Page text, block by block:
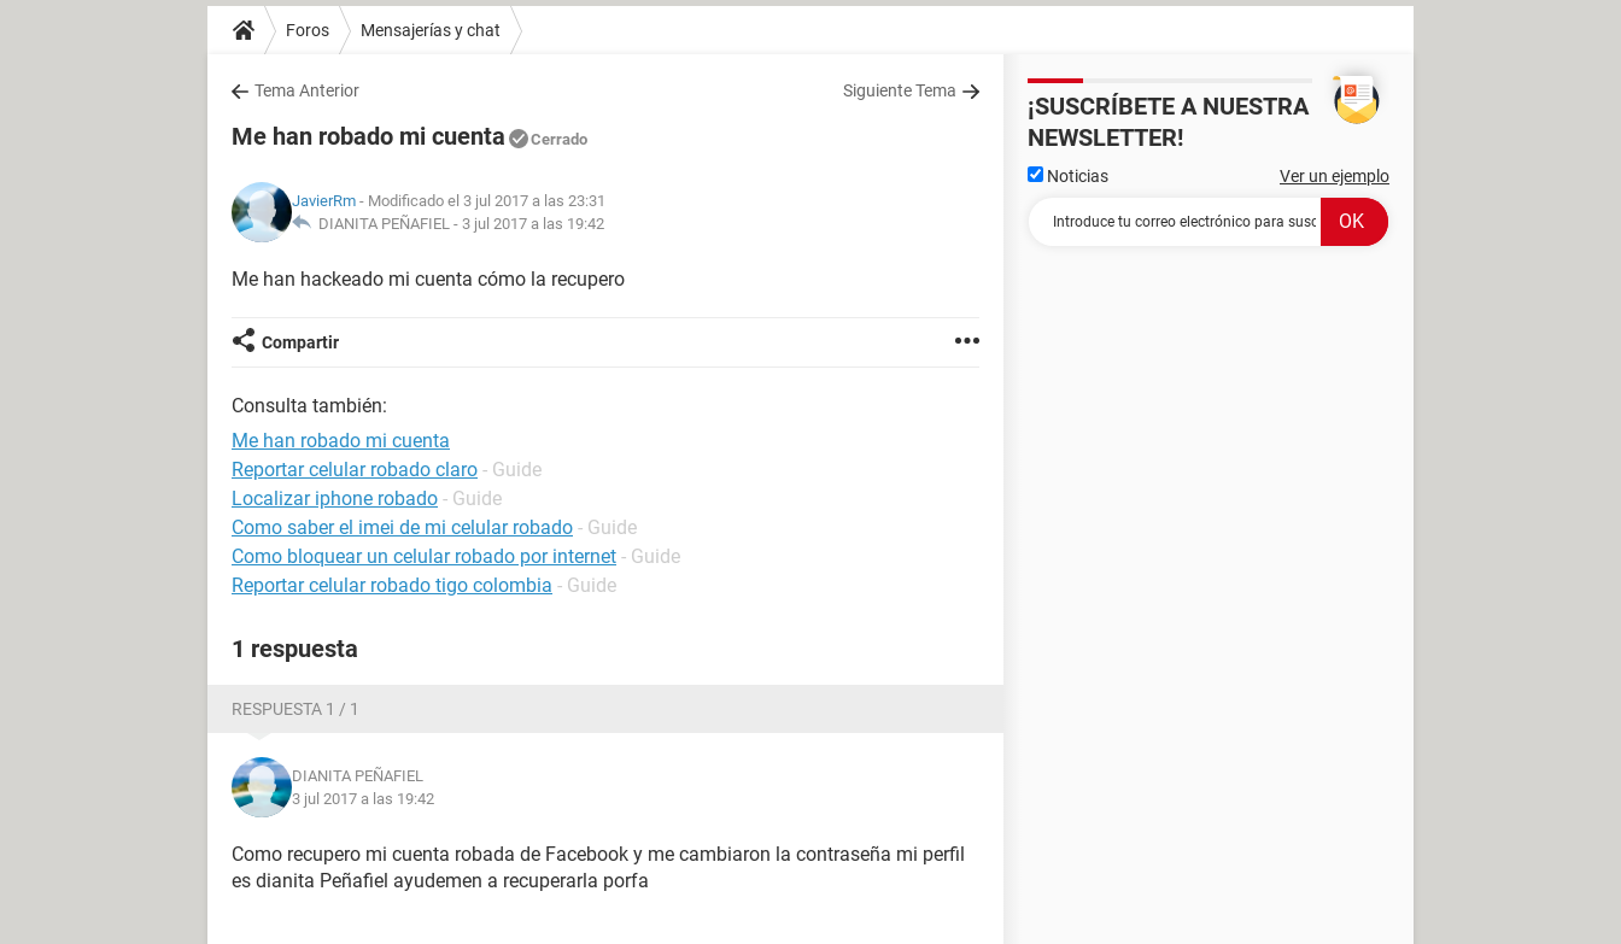
Foros Mensajerías y chat
Tema Anterior Siguiente Tema
Me han robado mi cuenta Cerrado
JavierRm - Modificado el 3 jul 2017 a las 23:31
DIANITA PEÑAFIEL - 3 jul 2017 a las 19:42
Me han hackeado mi cuenta cómo la recupero
Compartir
Consulta también:
Me han robado mi cuenta
Reportar celular robado claro - Guide
Localizar iphone robado - Guide
Como saber el imei de mi celular robado - Guide
Como bloquear un celular robado por internet - Guide
Reportar celular robado tigo colombia - Guide
1 respuesta
RESPUESTA 1 / 1
DIANITA PEÑAFIEL
3 jul 2017 a las 19:42
Como recupero mi cuenta robada de Facebook y me cambiaron la contraseña mi perfil
es dianita Peñafiel ayudemen a recuperarla porfa
¡SUSCRÍBETE A NUESTRA
NEWSLETTER!
Noticias Ver un ejemplo